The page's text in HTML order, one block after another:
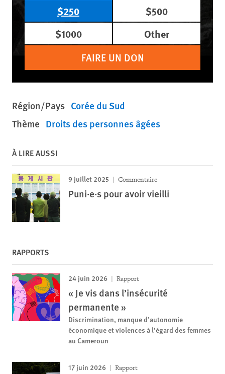
$250
$500
$1000
Other
FAIRE UN DON
Région/Pays Corée du Sud
Thème Droits des personnes âgées
À LIRE AUSSI
9 juillet 2025 Commentaire
Puni·e·s pour avoir vieilli
RAPPORTS
24 juin 2026 Rapport
« Je vis dans l’insécurité
permanente »
Discrimination, manque d’autonomie
économique et violences à l’égard des femmes
au Cameroun
17 juin 2026 Rapport